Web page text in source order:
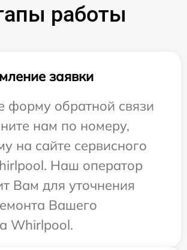
работы
заявки
форму обратной связи
нам по номеру,
на сайте сервисного
Наш оператор
Вам для уточнения
Вашего
Whirlpool.